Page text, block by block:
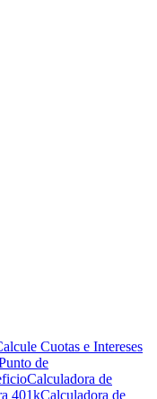
Cuotas e Intereses
de
Calculadora de
401kCalculadora de